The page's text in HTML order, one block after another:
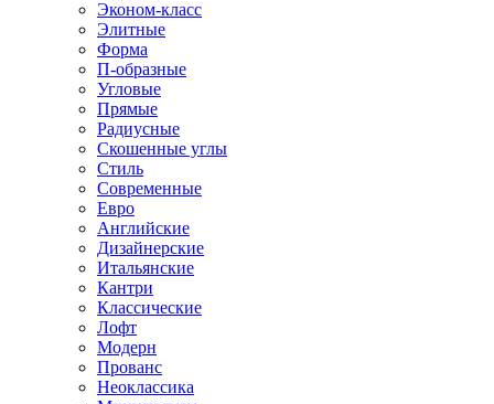
Эконом-класс
Элитные
Форма
П-образные
Угловые
Прямые
Радиусные
Скошенные углы
Стиль
Современные
Евро
Английские
Дизайнерские
Итальянские
Кантри
Классические
Лофт
Модерн
Прованс
Неоклассика